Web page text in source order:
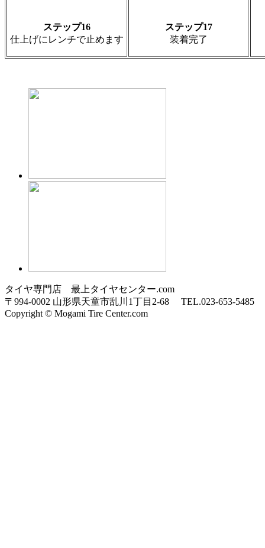
ステップ16
仕上げにレンチで止めます
ステップ17
装着完了
タイヤ専門店 最上タイヤセンター.com
〒994-0002 山形県天童市乱川1丁目2-68 TEL.023-653-5485
Copyright © Mogami Tire Center.com